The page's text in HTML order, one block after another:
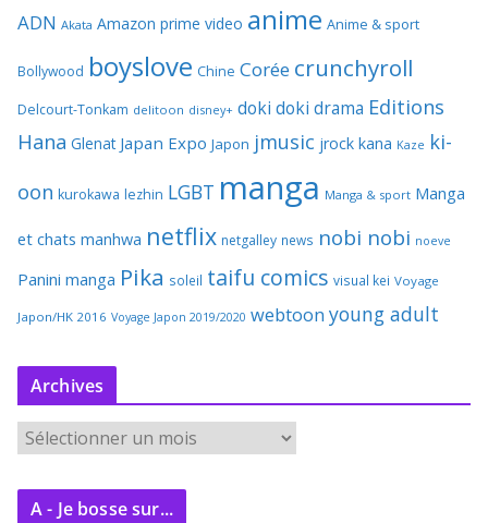
ADN Akata Amazon prime video anime Anime & sport
Bollywood boyslove Chine Corée crunchyroll
Delcourt-Tonkam delitoon disney+ doki doki drama Editions
Hana Glenat Japan Expo Japon jmusic jrock kana Kaze ki-
oon kurokawa lezhin LGBT manga Manga & sport Manga
et chats manhwa netflix netgalley news nobi nobi noeve
Panini manga Pika soleil taifu comics visual kei Voyage
Japon/HK 2016 Voyage Japon 2019/2020 webtoon young adult
Archives
r
c
A - Je bosse sur...